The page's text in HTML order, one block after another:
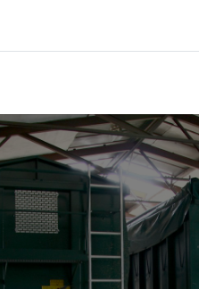
Landwirtschaftliche